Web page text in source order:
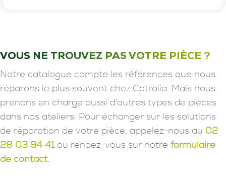
VOUS NE TROUVEZ PAS VOTRE PIÈCE ?
Notre catalogue compte les références que nous
réparons le plus souvent chez Cotrolia. Mais nous
prenons en charge aussi d'autres types de pièces
dans nos ateliers. Pour échanger sur les solutions
de réparation de votre pièce, appelez-nous au 02
28 03 94 41ou rendez-vous sur notre formulaire
de contact.